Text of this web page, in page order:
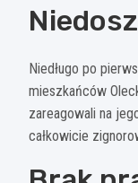
Niedługo po
mieszkańców
zareagowali na
całkowicie